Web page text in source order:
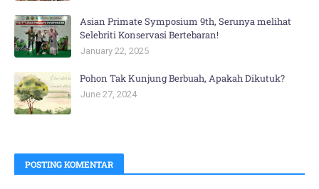
Asian Primate Symposium 9th, Serunya melihat
Selebriti Konservasi Bertebaran!
January 22, 2025
Pohon Tak Kunjung Berbuah, Apakah Dikutuk?
June 27, 2024
POSTING KOMENTAR